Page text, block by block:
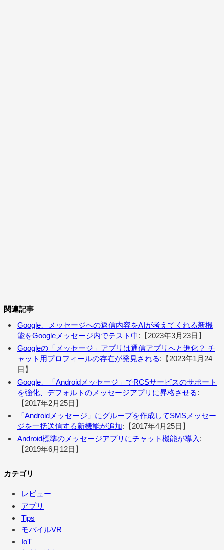
関連記事
Google、メッセージへの返信内容をAIが考えてくれる新機
能をGoogleメッセージ内でテスト中:【2023年3月23日】
Googleの「メッセージ」アプリは通信アプリへと進化？ チ
ャット用プロフィールの存在が発見される:【2023年1月24
日】
Google、「Androidメッセージ」でRCSサービスのサポート
を強化、デフォルトのメッセージアプリに昇格させる:
【2017年2月25日】
「Androidメッセージ」にグループを作成してSMSメッセー
ジを一括送信する新機能が追加:【2017年4月25日】
Android標準のメッセージアプリにチャット機能が導入 :
【2019年6月12日】
カテゴリ
レビュー
アプリ
Tips
モバイルVR
IoT